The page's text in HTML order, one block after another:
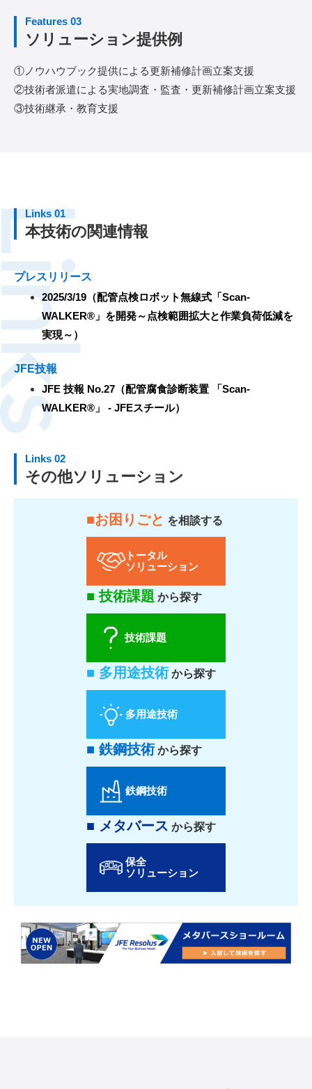
Features 03
ソリューション提供例
①ノウハウブック提供による更新補修計画立案支援
②技術者派遣による実地調査・監査・更新補修計画立案支援
③技術継承・教育支援
Links 01
本技術の関連情報
プレスリリース
2025/3/19（配管点検ロボット無線式「Scan-
WALKER®」を開発～点検範囲拡大と作業負荷低減を
実現～）
JFE技報
JFE 技報 No.27（配管腐食診断装置 「Scan-
WALKER®」 - JFEスチール）
Links 02
その他ソリューション
■お困りごと を相談する
トータル
ソリューション
■ 技術課題 から探す
技術課題
■ 多用途技術から探す
多用途技術
■ 鉄鋼技術から探す
鉄鋼技術
■ メタバース から探す
保全
ソリューション